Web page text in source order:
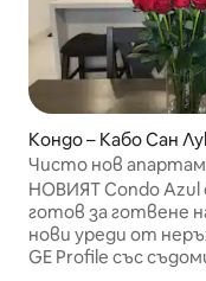
Кондо – Кабо Сан
Чисто нов
плажа
НОВИЯТ Condo Azul
готов за готвене
нови уреди от
GE Profile със